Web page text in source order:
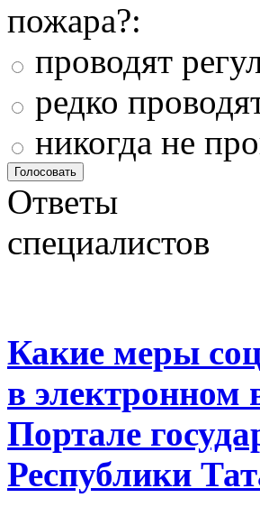
пожара?:
проводят
редко
никогда не
Ответы
специалистов
Какие меры
в электронном
Портале
Республики